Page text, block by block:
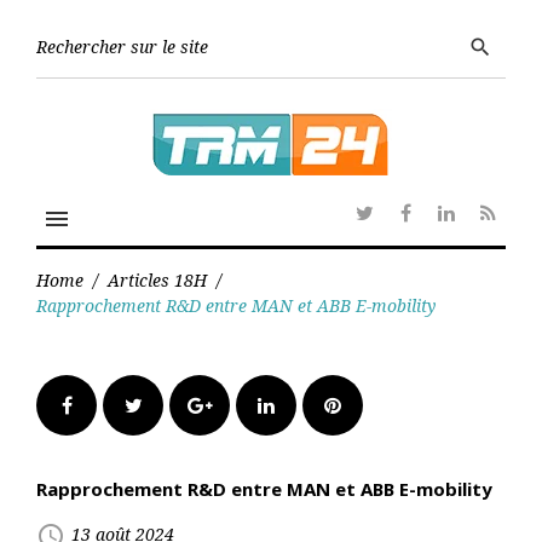
search
menu
TwitterFacebook
Linkedin
RSS
Home / Articles 18H /
Rapprochement R&D entre MAN et ABB E-mobility
FacebookTwitter Google+LinkedInPinterest
Rapprochement R&D entre MAN et ABB E-mobility
access_time 13 août 2024